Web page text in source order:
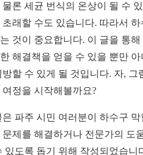
물론 세균 번식의 온상이 될 수
초래할 수도 있습니다. 따라서
것이 중요합니다. 이 글을 통
해결책을 얻을 수 있을 뿐만
방할 수 있게 될 것입니다. 자,
여정을 시작해볼까요?
은 파주 시민 여러분이 하수구
문제를 해결하거나 전문가의 도
있도록 돕기 위해 작성되었습